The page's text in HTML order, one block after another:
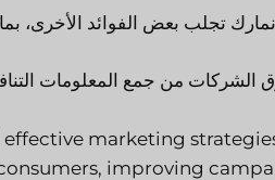
تجلب بعض الفوائد الأخرى،
الشركات من جمع المعلومات
marketing
improving